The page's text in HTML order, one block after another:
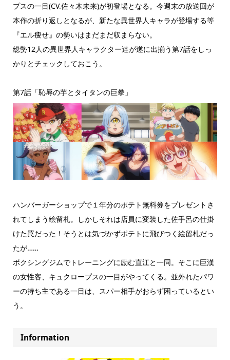
プスの一目(CV.佐々木未来)が初登場となる。今週末の放送回が
本作の折り返しとなるが、新たな異世界人キャラが登場する等
『エル痩せ』の勢いはまだまだ収まらない。
総勢12人の異世界人キャラクター達が遂に出揃う第7話をしっ
かりとチェックしておこう。
第7話「恥辱の芋とタイタンの巨拳」
ハンバーガーショップで１年分のポテト無料券をプレゼントさ
れてしまう絵留札。しかしそれは店員に変装した佐手呂の仕掛
けた罠だった！そうとは気づかずポテトに飛びつく絵留札だっ
たが……
ボクシングジムでトレーニングに励む直江と一同。そこに巨漢
の女性客、キュクロープスの一目がやってくる。並外れたパワ
ーの持ち主である一目は、スパー相手がおらず困っているとい
う。
Information